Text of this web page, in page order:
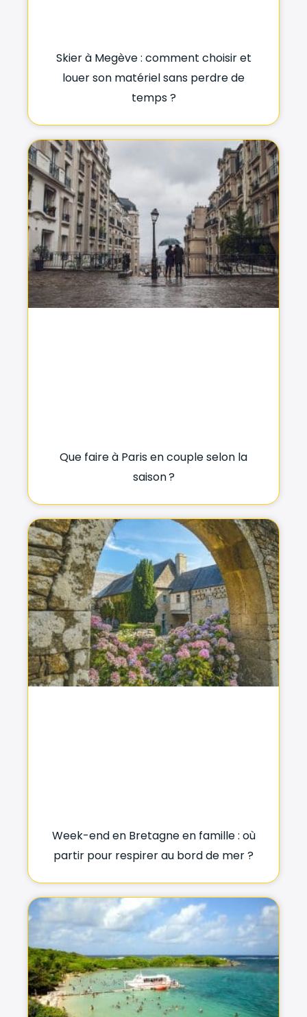
Skier à Megève : comment choisir et
louer son matériel sans perdre de
temps ?
Que faire à Paris en couple selon la
saison ?
Week-end en Bretagne en famille : où
partir pour respirer au bord de mer ?